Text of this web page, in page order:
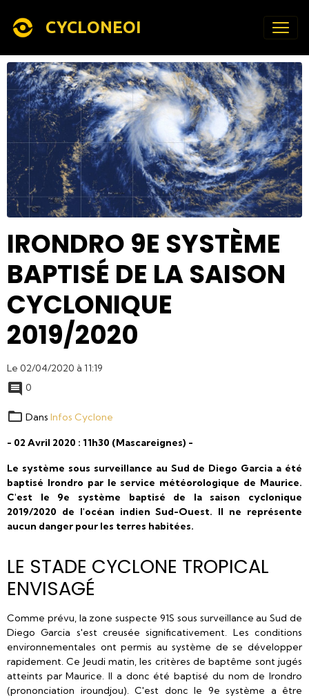
CYCLONEOI
IRONDRO 9E SYSTÈME
BAPTISÉ DE LA SAISON
CYCLONIQUE
2019/2020
Le 02/04/2020 à 11:19
0
Dans Infos Cyclone
- 02 Avril 2020 : 11h30 (Mascareignes) -
Le système sous surveillance au Sud de Diego Garcia a été
baptisé Irondro par le service météorologique de Maurice.
C'est le 9e système baptisé de la saison cyclonique
2019/2020 de l'océan indien Sud-Ouest. Il ne représente
aucun danger pour les terres habitées.
LE STADE CYCLONE TROPICAL
ENVISAGÉ
Comme prévu, la zone suspecte 91S sous surveillance au Sud de
Diego Garcia s'est creusée significativement. Les conditions
environnementales ont permis au système de se développer
rapidement. Ce Jeudi matin, les critères de baptême sont jugés
atteints par Maurice. Il a donc été baptisé du nom de Irondro
(prononciation iroundjou). C'est donc le 9e système a être